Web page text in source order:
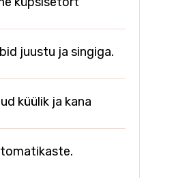
juustu ja singiga.
küülik ja kana